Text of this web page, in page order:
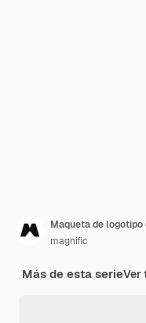
Maqueta de
magnific
Más de esta serieVer